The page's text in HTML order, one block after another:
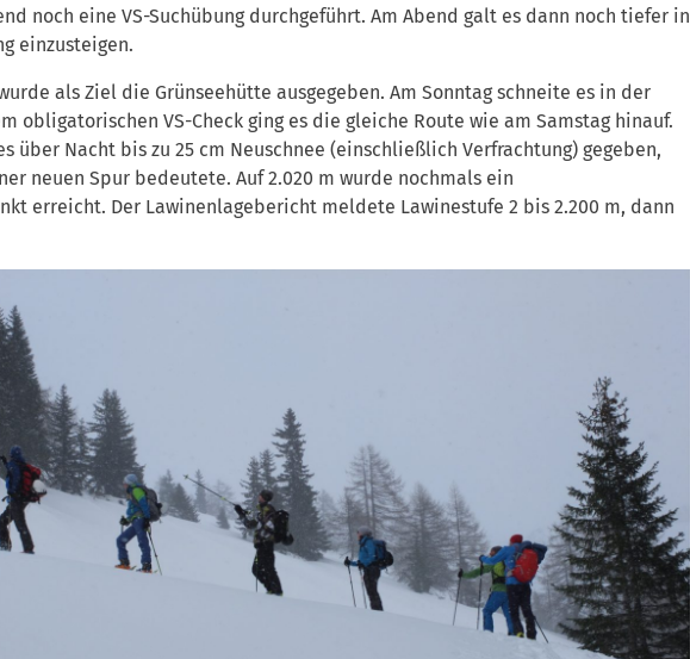
noch eine VS-Suchübung durchgeführt. Am Abend galt es dann noch tiefer in
einzusteigen.
als Ziel die Grünseehütte ausgegeben. Am Sonntag schneite es in der
obligatorischen VS-Check ging es die gleiche Route wie am Samstag hinauf.
über Nacht bis zu 25 cm Neuschnee (einschließlich Verfrachtung) gegeben,
neuen Spur bedeutete. Auf 2.020 m wurde nochmals ein
erreicht. Der Lawinenlagebericht meldete Lawinestufe 2 bis 2.200 m, dann